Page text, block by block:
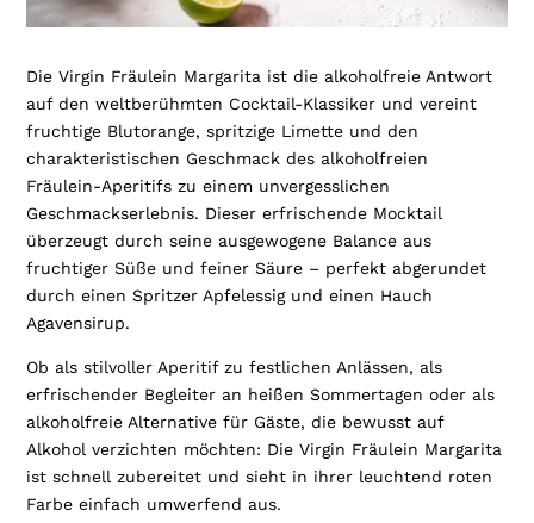
Die Virgin Fräulein Margarita ist die alkoholfreie Antwort
auf den weltberühmten Cocktail-Klassiker und vereint
fruchtige Blutorange, spritzige Limette und den
charakteristischen Geschmack des alkoholfreien
Fräulein-Aperitifs zu einem unvergesslichen
Geschmackserlebnis. Dieser erfrischende Mocktail
überzeugt durch seine ausgewogene Balance aus
fruchtiger Süße und feiner Säure – perfekt abgerundet
durch einen Spritzer Apfelessig und einen Hauch
Agavensirup.
Ob als stilvoller Aperitif zu festlichen Anlässen, als
erfrischender Begleiter an heißen Sommertagen oder als
alkoholfreie Alternative für Gäste, die bewusst auf
Alkohol verzichten möchten: Die Virgin Fräulein Margarita
ist schnell zubereitet und sieht in ihrer leuchtend roten
Farbe einfach umwerfend aus.